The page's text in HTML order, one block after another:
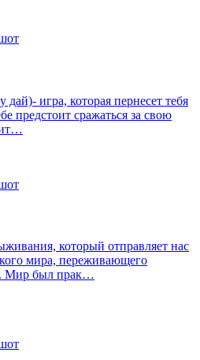
игра, которая пернесет тебя
предстоит сражаться за свою
который отправляет нас
мира, переживающего
Мир был прак…